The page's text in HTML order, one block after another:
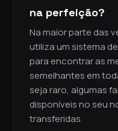
na perfeição?
Na maior parte das
utiliza um sistema
para encontrar as
semelhantes em
seja raro, algumas
disponíveis no seu
transferidas.